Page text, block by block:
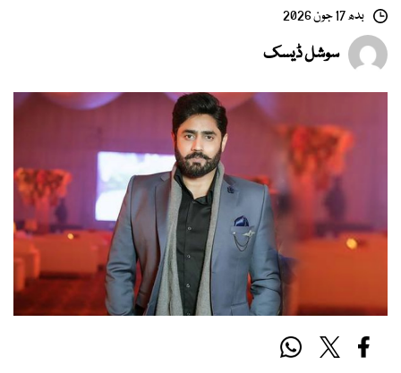
بدھ 17 جون 2026
سوشل ڈیسک